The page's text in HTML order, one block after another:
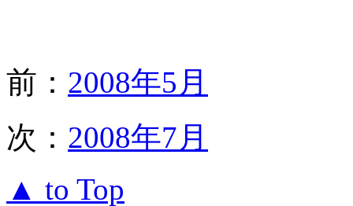
前： 2008年5月
次： 2008年7月
▲ to Top